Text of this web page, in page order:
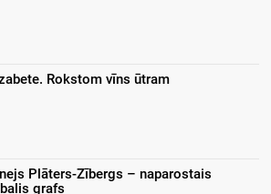
Rokstom vīns ūtram
Plāters-Zībergs – naparostais
grafs